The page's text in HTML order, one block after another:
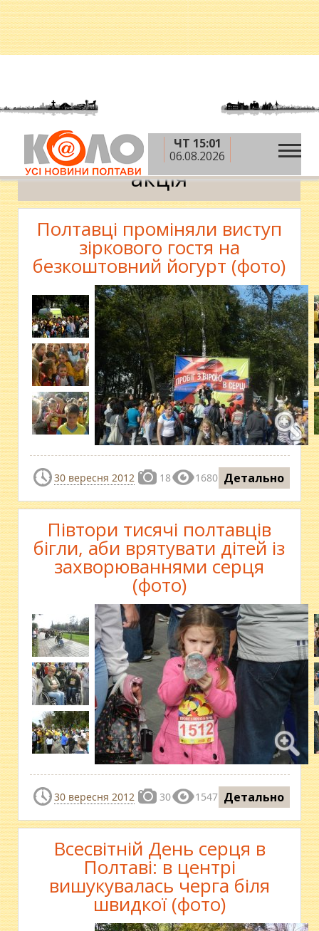
ЧТ 15:01
06.08.2026
Головна » акція
акція
Полтавці проміняли виступ
зіркового гостя на
безкоштовний йогурт (фото)
30 вересня 2012 18 1680 Детально
Півтори тисячі полтавців
бігли, аби врятувати дітей із
захворюваннями серця
(фото)
30 вересня 2012 30 1547 Детально
Всесвітній День серця в
Полтаві: в центрі
вишукувалась черга біля
швидкої (фото)